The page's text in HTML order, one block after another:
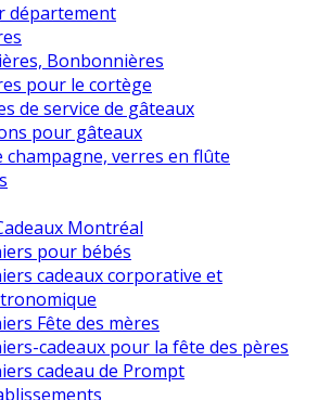
département
Bonbonnières
pour le cortège
de service de gâteaux
pour gâteaux
champagne, verres en flûte
Montréal
pour bébés
cadeaux corporative et
Fête des mères
cadeaux pour la fête des pères
cadeau de Prompt